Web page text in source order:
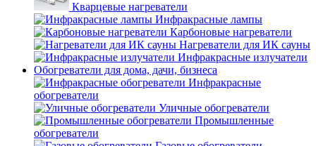
Кварцевые нагреватели
Инфракрасные лампы
Карбоновые нагреватели
Нагреватели для ИК сауны
Инфракрасные излучатели
Обогреватели для дома, дачи, бизнеса
Инфракрасные
обогреватели
Уличные обогреватели
Промышленные
обогреватели